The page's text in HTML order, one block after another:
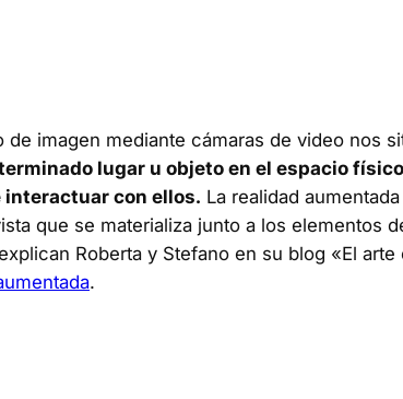
imagen mediante cámaras de video nos
lugar u objeto en el espacio
interactuar con ellos. La realidad
que se materializa junto a los elementos
Roberta y Stefano en su blog «El arte
.